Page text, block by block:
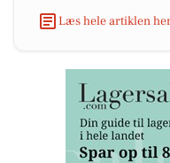
Læs hele artiklen